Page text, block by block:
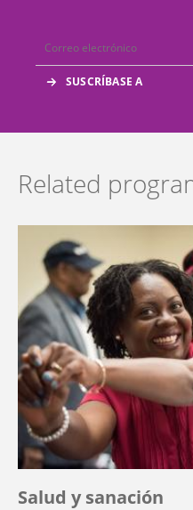
Related
Salud y sanación